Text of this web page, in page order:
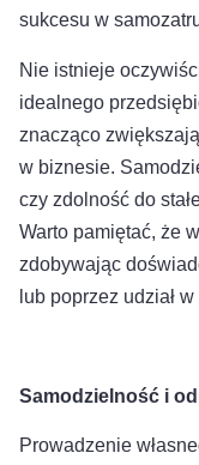
sukcesu w
Nie istnieje
idealnego
znacząco
w biznesie.
czy zdolność do
Warto pamiętać, że
zdobywając
lub poprzez udział
Samodzielność i
Prowadzenie